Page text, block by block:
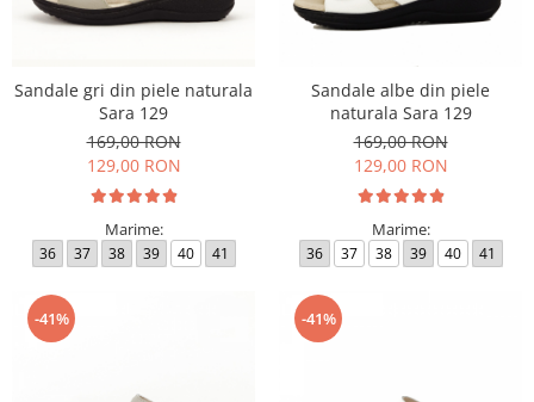
Sandale gri din piele naturala
Sara 129
169,00 RON
129,00 RON
Marime:
36 37 38 39 40 41
Sandale albe din piele
naturala Sara 129
169,00 RON
129,00 RON
Marime:
36 37 38 39 40 41
-41% -41%